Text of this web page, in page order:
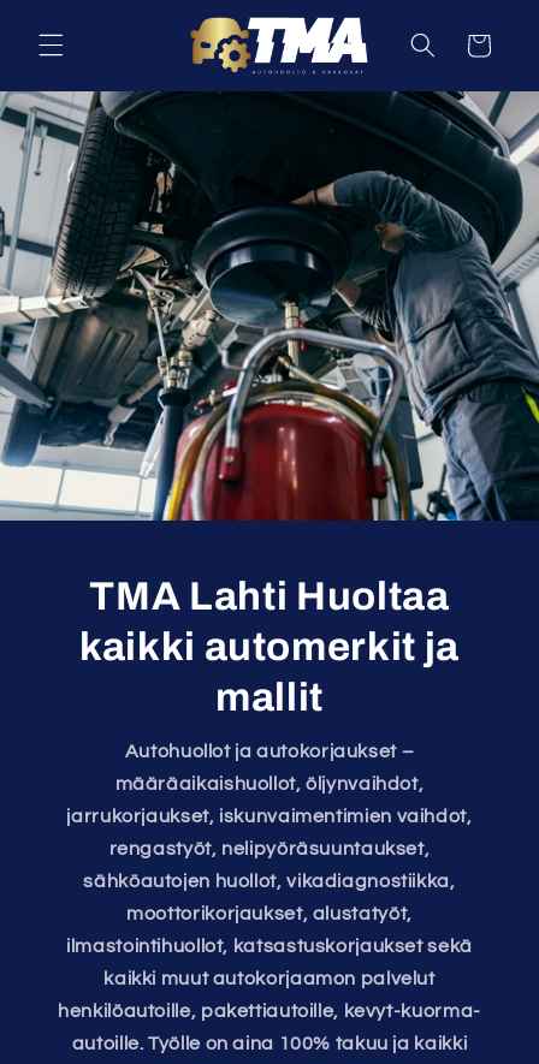
siirry
sisältöön
Ostoskori
TMA Lahti Huoltaa
kaikki automerkit ja
mallit
Autohuollot ja autokorjaukset –
määräaikaishuollot, öljynvaihdot,
jarrukorjaukset, iskunvaimentimien vaihdot,
rengastyöt, nelipyöräsuuntaukset,
sähköautojen huollot, vikadiagnostiikka,
moottorikorjaukset, alustatyöt,
ilmastointihuollot, katsastuskorjaukset sekä
kaikki muut autokorjaamon palvelut
henkilöautoille, pakettiautoille, kevyt-kuorma-
autoille. Työlle on aina 100% takuu ja kaikki